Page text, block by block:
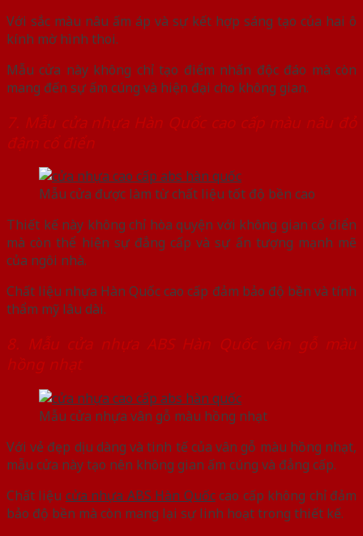
Với sắc màu nâu ấm áp và sự kết hợp sáng tạo của hai ô
kính mờ hình thoi.
Mẫu cửa này không chỉ tạo điểm nhấn độc đáo mà còn
mang đến sự ấm cúng và hiện đại cho không gian.
7. Mẫu cửa nhựa Hàn Quốc cao cấp màu nâu đỏ
đậm cổ điển
Mẫu cửa được làm từ chất liệu tốt độ bền cao
Thiết kế này không chỉ hòa quyện với không gian cổ điển
mà còn thể hiện sự đẳng cấp và sự ấn tượng mạnh mẽ
của ngôi nhà.
Chất liệu nhựa Hàn Quốc cao cấp đảm bảo độ bền và tính
thẩm mỹ lâu dài.
8. Mẫu cửa nhựa ABS Hàn Quốc vân gỗ màu
hồng nhạt
Mẫu cửa nhựa vân gỗ màu hồng nhạt
Với vẻ đẹp dịu dàng và tinh tế của vân gỗ màu hồng nhạt,
mẫu cửa này tạo nên không gian ấm cúng và đẳng cấp.
Chất liệu cửa nhựa ABS Hàn Quốccao cấp không chỉ đảm
bảo độ bền mà còn mang lại sự linh hoạt trong thiết kế.